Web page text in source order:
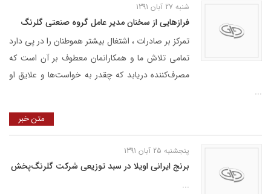
شنبه 27 آبان 1391
فرازهایی از سخنان مدیر عامل گروه صنعتی گلرنگ
تمرکز بر صادرات ، اشتغال بیشتر هموطنان را در پی دارد
تمامی تلاش ما و همکارانمان معطوف بر آن است که
مصرف‌کننده دریابد که چقدر به خواست‌ها و علایق او
...
متن خبر
پنجشنبه 25 آبان 1391
برنج ایرانی اویلا در سبد توزیعی شرکت گلرنگ‌پخش
...